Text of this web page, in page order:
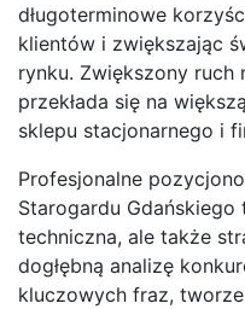
długoterminowe
klientów i zwiększając
rynku. Zwiększony ruch
przekłada się na
sklepu stacjonarnego i
Profesjonalne
Starogardu
techniczna, ale także
dogłębną analizę
kluczowych fraz,